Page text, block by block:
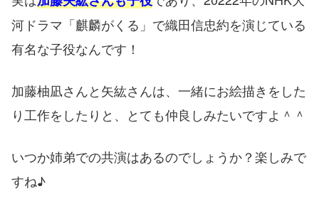
河ドラマ「麒麟がくる」で織田信忠約を演じている
有名な子役なんです！
加藤柚凪さんと矢紘さんは、一緒にお絵描きをした
り工作をしたりと、とても仲良しみたいですよ＾＾
いつか姉弟での共演はあるのでしょうか？楽しみで
すね♪